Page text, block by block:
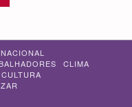
NACIONAL
CLIMA
CULTURA